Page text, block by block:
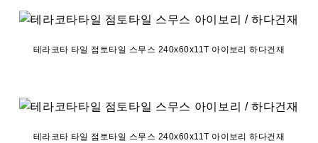
테라코타 타일 점토타일 스무스 240x60x11T 아이보리 하다건재
테라코타 타일 점토타일 스무스 240x60x11T 아이보리 하다건재